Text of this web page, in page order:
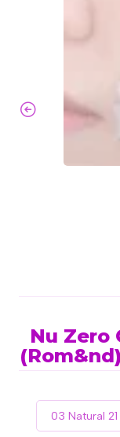
Nu Zero
03 Natural 21